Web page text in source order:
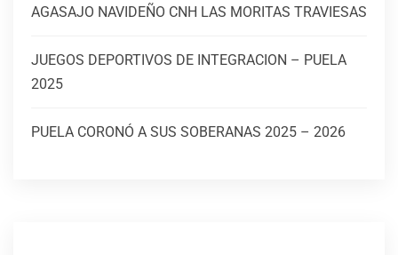
AGASAJO NAVIDEÑO CNH LAS MORITAS TRAVIESAS
JUEGOS DEPORTIVOS DE INTEGRACION – PUELA
2025
PUELA CORONÓ A SUS SOBERANAS 2025 – 2026